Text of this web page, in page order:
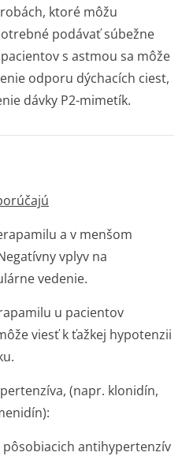
ktoré môžu
podávať súbežne
s astmou sa môže
odporu dýchacích ciest,
dávky P2-mimetík.
a v menšom
vplyv na
vedenie.
u pacientov
viesť k ťažkej hypotenzii
(napr. klonidín,
antihypertenzív